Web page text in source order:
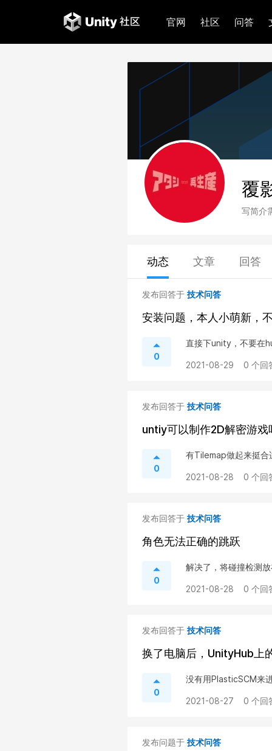
官网 社区 问答
覆
写简介
动态 文章 回答
发布回答于 技术问答
安装问题，本人小萌新，
0
直接下unity，不要在
2021-08-29 0 个回
发布回答于 技术问答
untiy可以制作2D解密游戏
0
有Tilemap做起来挺合
2021-08-28 0 个回
发布回答于 技术问答
角色无法正确的跳跃
0
解决了，将碰撞检测
2021-08-28 0 个回
发布回答于 技术问答
换了电脑后，UnityHub上
0
没有用PlasticSCM来
2021-08-27 0 个回
发布问题于 技术问答